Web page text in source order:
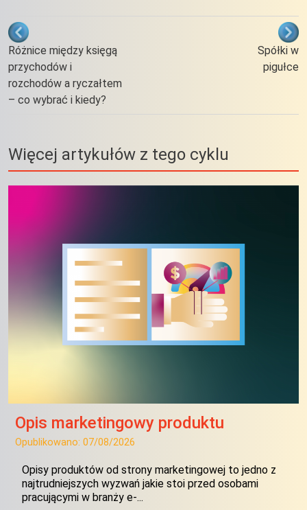
Odnośniki nawigacji książki
Różnice między księgą
przychodów i
rozchodów a ryczałtem
– co wybrać i kiedy?
Spółki w
pigułce
Więcej artykułów z tego cyklu
Opis marketingowy produktu
Opublikowano: 07/08/2026
Opisy produktów od strony marketingowej to jedno z
najtrudniejszych wyzwań jakie stoi przed osobami
pracującymi w branży e-...